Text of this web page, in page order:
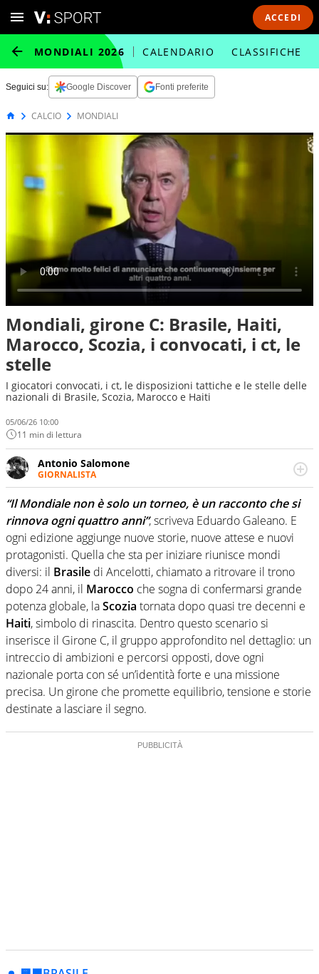
ACCEDI
MONDIALI 2026 CALENDARIO CLASSIFICHE
Seguici su: Google Discover Fonti preferite
CALCIO MONDIALI
Mondiali, girone C: Brasile, Haiti,
Marocco, Scozia, i convocati, i ct, le
stelle
I giocatori convocati, i ct, le disposizioni tattiche e le stelle delle
nazionali di Brasile, Scozia, Marocco e Haiti
05/06/26 10:00
11 min di lettura
Antonio Salomone
GIORNALISTA
Giornalista pubblicista. Lo affascinano, da sempre, le
categorie minori e i talenti in erba. Ha fiuto per la notizia
e per gli emergenti. Calcio, basket, motori: ci pensa lui
“Il Mondiale non è solo un torneo, è un racconto che si
rinnova ogni quattro anni”, scriveva Eduardo Galeano. E
ogni edizione aggiunge nuove storie, nuove attese e nuovi
protagonisti. Quella che sta per iniziare riunisce mondi
diversi: il Brasile di Ancelotti, chiamato a ritrovare il trono
dopo 24 anni, il Marocco che sogna di confermarsi grande
potenza globale, laScozia tornata dopo quasi tre decenni e
Haiti, simbolo di rinascita. Dentro questo scenario si
inserisce il Girone C, il gruppo approfondito nel dettaglio: un
intreccio di ambizioni e percorsi opposti, dove ogni
nazionale porta con sé un’identità forte e una missione
precisa. Un girone che promette equilibrio, tensione e storie
destinate a lasciare il segno.